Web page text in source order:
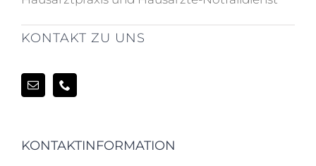
KONTAKT ZU UNS
KONTAKTINFORMATION